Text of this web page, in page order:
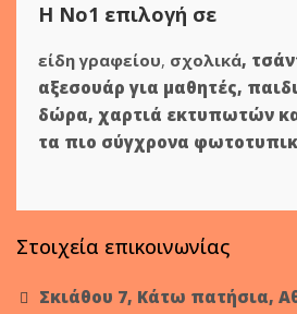
Η Νο1 επιλογή σε
είδη γραφείου, σχολικά,
αξεσουάρ για μαθητές,
δώρα, χαρτιά εκτυπωτών
τα πιο σύγχρονα
Στοιχεία επικοινωνίας
Σκιάθου 7, Κάτω πατήσια,